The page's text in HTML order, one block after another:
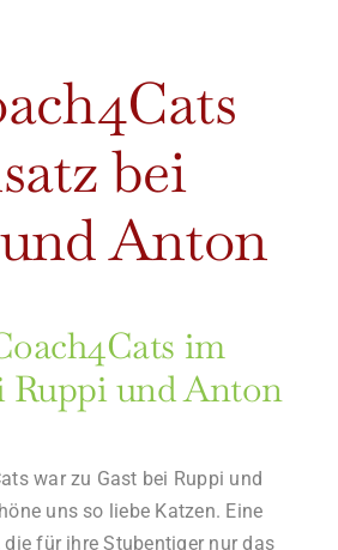
bei
Anton
im
Ruppi und Anton
war zu Gast bei Ruppi und
uns so liebe Katzen. Eine
für ihre Stubentiger nur das